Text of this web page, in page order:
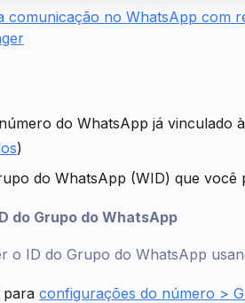
comunicação no WhatsApp com
do WhatsApp já vinculado
)
do WhatsApp (WID) que você
do Grupo do WhatsApp
o ID do Grupo do WhatsApp
para configurações do número >